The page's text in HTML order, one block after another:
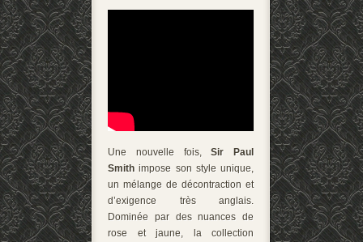
Une nouvelle fois,Sir Paul
Smith impose son style unique,
un mélange de décontraction et
d’exigence très anglais.
Dominée par des nuances de
rose et jaune, la collection